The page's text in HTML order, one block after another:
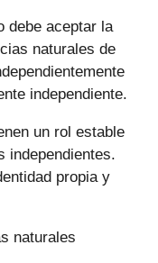
debe aceptar la
naturales de
independiente.
un rol estable
independientes.
propia y
naturales